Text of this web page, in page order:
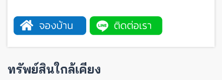
ทรัพย์สินใกล้เคียง